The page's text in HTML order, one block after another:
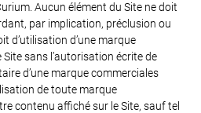
Aucun élément du Site ne doit
par implication, préclusion ou
d’utilisation d’une marque
sans l’autorisation écrite de
d’une marque commerciales
de toute marque
contenu affiché sur le Site, sauf tel